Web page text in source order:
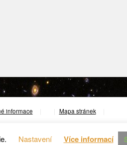
informace Mapa stránek
Nastavení Více informací